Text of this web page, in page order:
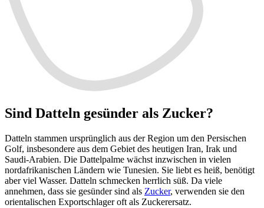
Sind Datteln gesünder als Zucker?
Datteln stammen ursprünglich aus der Region um den Persischen
Golf, insbesondere aus dem Gebiet des heutigen Iran, Irak und
Saudi-Arabien. Die Dattelpalme wächst inzwischen in vielen
nordafrikanischen Ländern wie Tunesien. Sie liebt es heiß, benötigt
aber viel Wasser. Datteln schmecken herrlich süß. Da viele
annehmen, dass sie gesünder sind als Zucker, verwenden sie den
orientalischen Exportschlager oft als Zuckerersatz.